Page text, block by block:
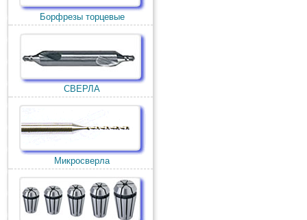
Борфрезы торцевые
СВЕРЛА
Микросверла